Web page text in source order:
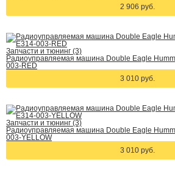
2 906 руб.
Запчасти и тюнинг (3)
Радиоуправляемая машина Double Eagle
003-RED
3 010 руб.
Запчасти и тюнинг (3)
Радиоуправляемая машина Double Eagle
003-YELLOW
3 010 руб.